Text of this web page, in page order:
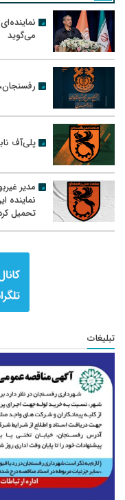
می‌گوید
پلی‌آف
تحمیل
تبلیغات